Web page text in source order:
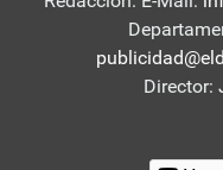
Director: